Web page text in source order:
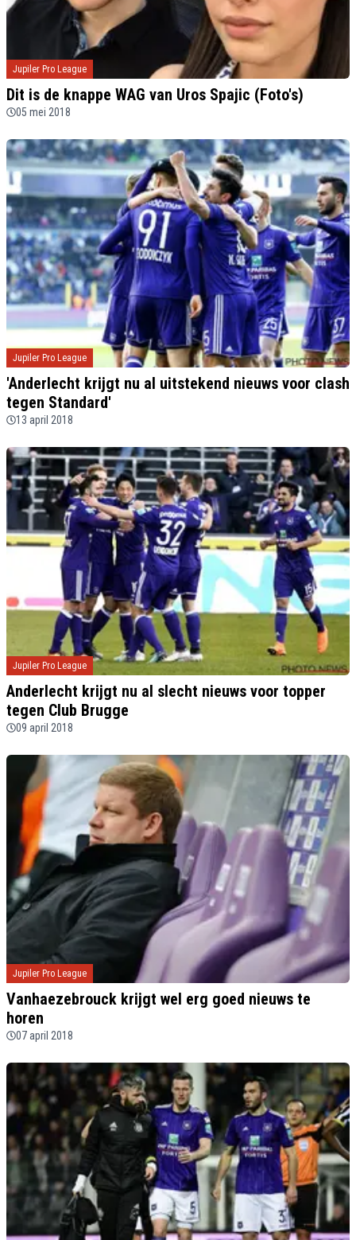
Jupiler Pro League
Dit is de knappe WAG van Uros Spajic (Foto's)
05 mei 2018
Jupiler Pro League
'Anderlecht krijgt nu al uitstekend nieuws voor clash
tegen Standard'
13 april 2018
Jupiler Pro League
Anderlecht krijgt nu al slecht nieuws voor topper
tegen Club Brugge
09 april 2018
Jupiler Pro League
Vanhaezebrouck krijgt wel erg goed nieuws te
horen
07 april 2018